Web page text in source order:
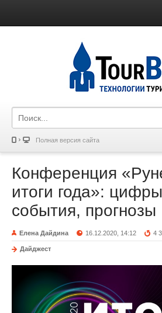
Полная версия сайта
Конференция
итоги года»:
события, прогнозы
Елена Дайдина 16.12.2020, 14:12 4
Дайджест